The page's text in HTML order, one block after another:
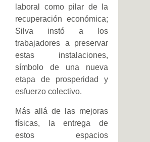
laboral como pilar de la
recuperación económica;
Silva instó a los
trabajadores a preservar
estas instalaciones,
símbolo de una nueva
etapa de prosperidad y
esfuerzo colectivo.
Más allá de las mejoras
físicas, la entrega de
estos espacios